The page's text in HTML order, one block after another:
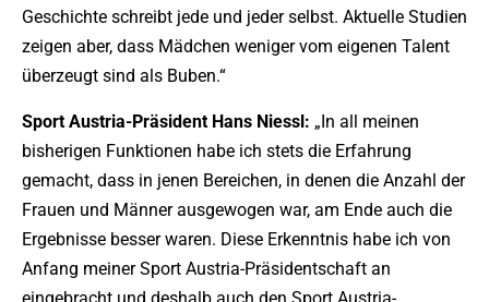
Geschichte schreibt jede und jeder selbst. Aktuelle Studien
zeigen aber, dass Mädchen weniger vom eigenen Talent
überzeugt sind als Buben.“
Sport Austria-Präsident Hans Niessl: „In all meinen
bisherigen Funktionen habe ich stets die Erfahrung
gemacht, dass in jenen Bereichen, in denen die Anzahl der
Frauen und Männer ausgewogen war, am Ende auch die
Ergebnisse besser waren. Diese Erkenntnis habe ich von
Anfang meiner Sport Austria-Präsidentschaft an